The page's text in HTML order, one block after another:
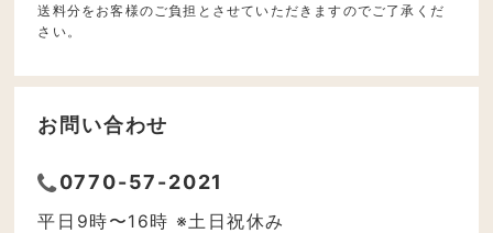
送料分をお客様のご負担とさせていただきますのでご了承くだ
さい。
お問い合わせ
0770-57-2021
平日9時〜16時 ※土日祝休み